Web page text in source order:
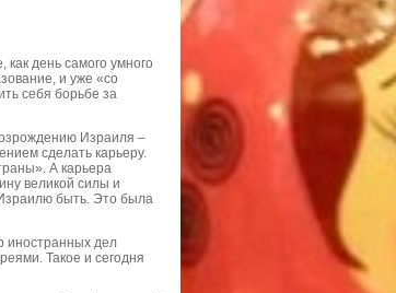
день самого умного
и уже «со
себя борьбе за
Израиля –
сделать карьеру.
А карьера
великой силы и
быть. Это была
иностранных дел
Такое и сегодня